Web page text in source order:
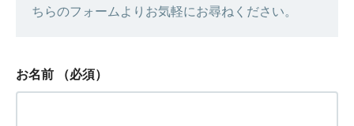
ちらのフォームよりお気軽にお尋ねください。
お名前 （必須）